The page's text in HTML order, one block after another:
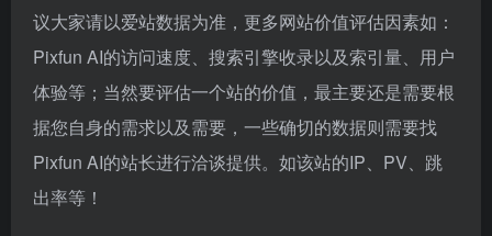
议大家请以爱站数据为准，更多网站价值评估因素如：
Pixfun AI的访问速度、搜索引擎收录以及索引量、用户
体验等；当然要评估一个站的价值，最主要还是需要根
据您自身的需求以及需要，一些确切的数据则需要找
Pixfun AI的站长进行洽谈提供。如该站的IP、PV、跳
出率等！